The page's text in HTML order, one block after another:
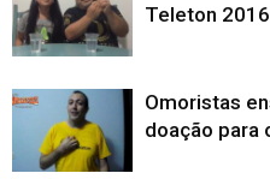
Teleton 2016
Omoristas
doação para